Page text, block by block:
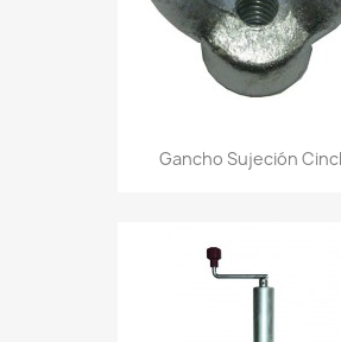
Gancho Sujeción